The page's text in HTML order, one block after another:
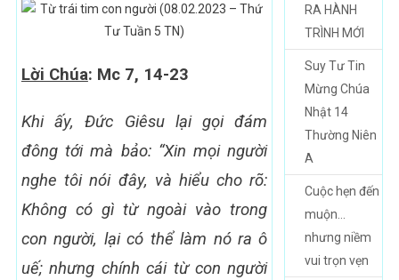
Lời Chúa: Mc 7, 14-23
Khi ấy, Ðức Giêsu lại gọi đám
đông tới mà bảo: “Xin mọi người
nghe tôi nói đây, và hiểu cho rõ:
Không có gì từ ngoài vào trong
con người, lại có thể làm nó ra ô
uế; nhưng chính cái từ con người
RA HÀNH
TRÌNH MỚI
Suy Tư Tin
Mừng Chúa
Nhật 14
Thường Niên
A
Cuộc hẹn đến
muộn…
nhưng niềm
vui trọn vẹn